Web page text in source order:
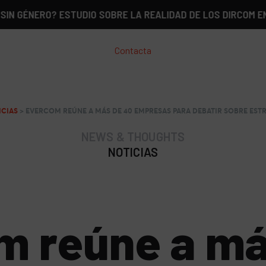
ESTUDIO SOBRE LA REALIDAD DE LOS DIRCOM EN
Contacta
> EVERCOM REÚNE A MÁS DE 40 EMPRESAS PARA DEBATIR SOBRE
NOTICIAS
reúne a